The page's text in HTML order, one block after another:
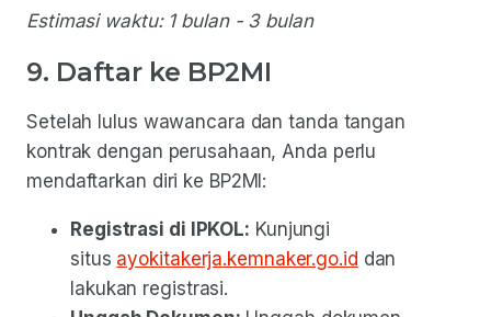
Estimasi waktu: 1 bulan - 3 bulan
9. Daftar ke BP2MI
Setelah lulus wawancara dan tanda tangan
kontrak dengan perusahaan, Anda perlu
mendaftarkan diri ke BP2MI:
Registrasi di IPKOL: Kunjungi
situs ayokitakerja.kemnaker.go.id dan
lakukan registrasi.